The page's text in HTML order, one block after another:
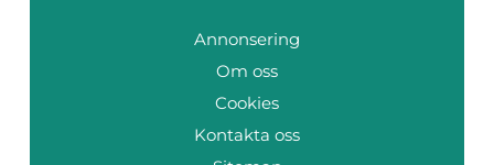
Annonsering
Om oss
Cookies
Kontakta oss